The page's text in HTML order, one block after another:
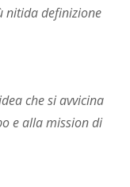
nitida definizione
che si avvicina
e alla mission di